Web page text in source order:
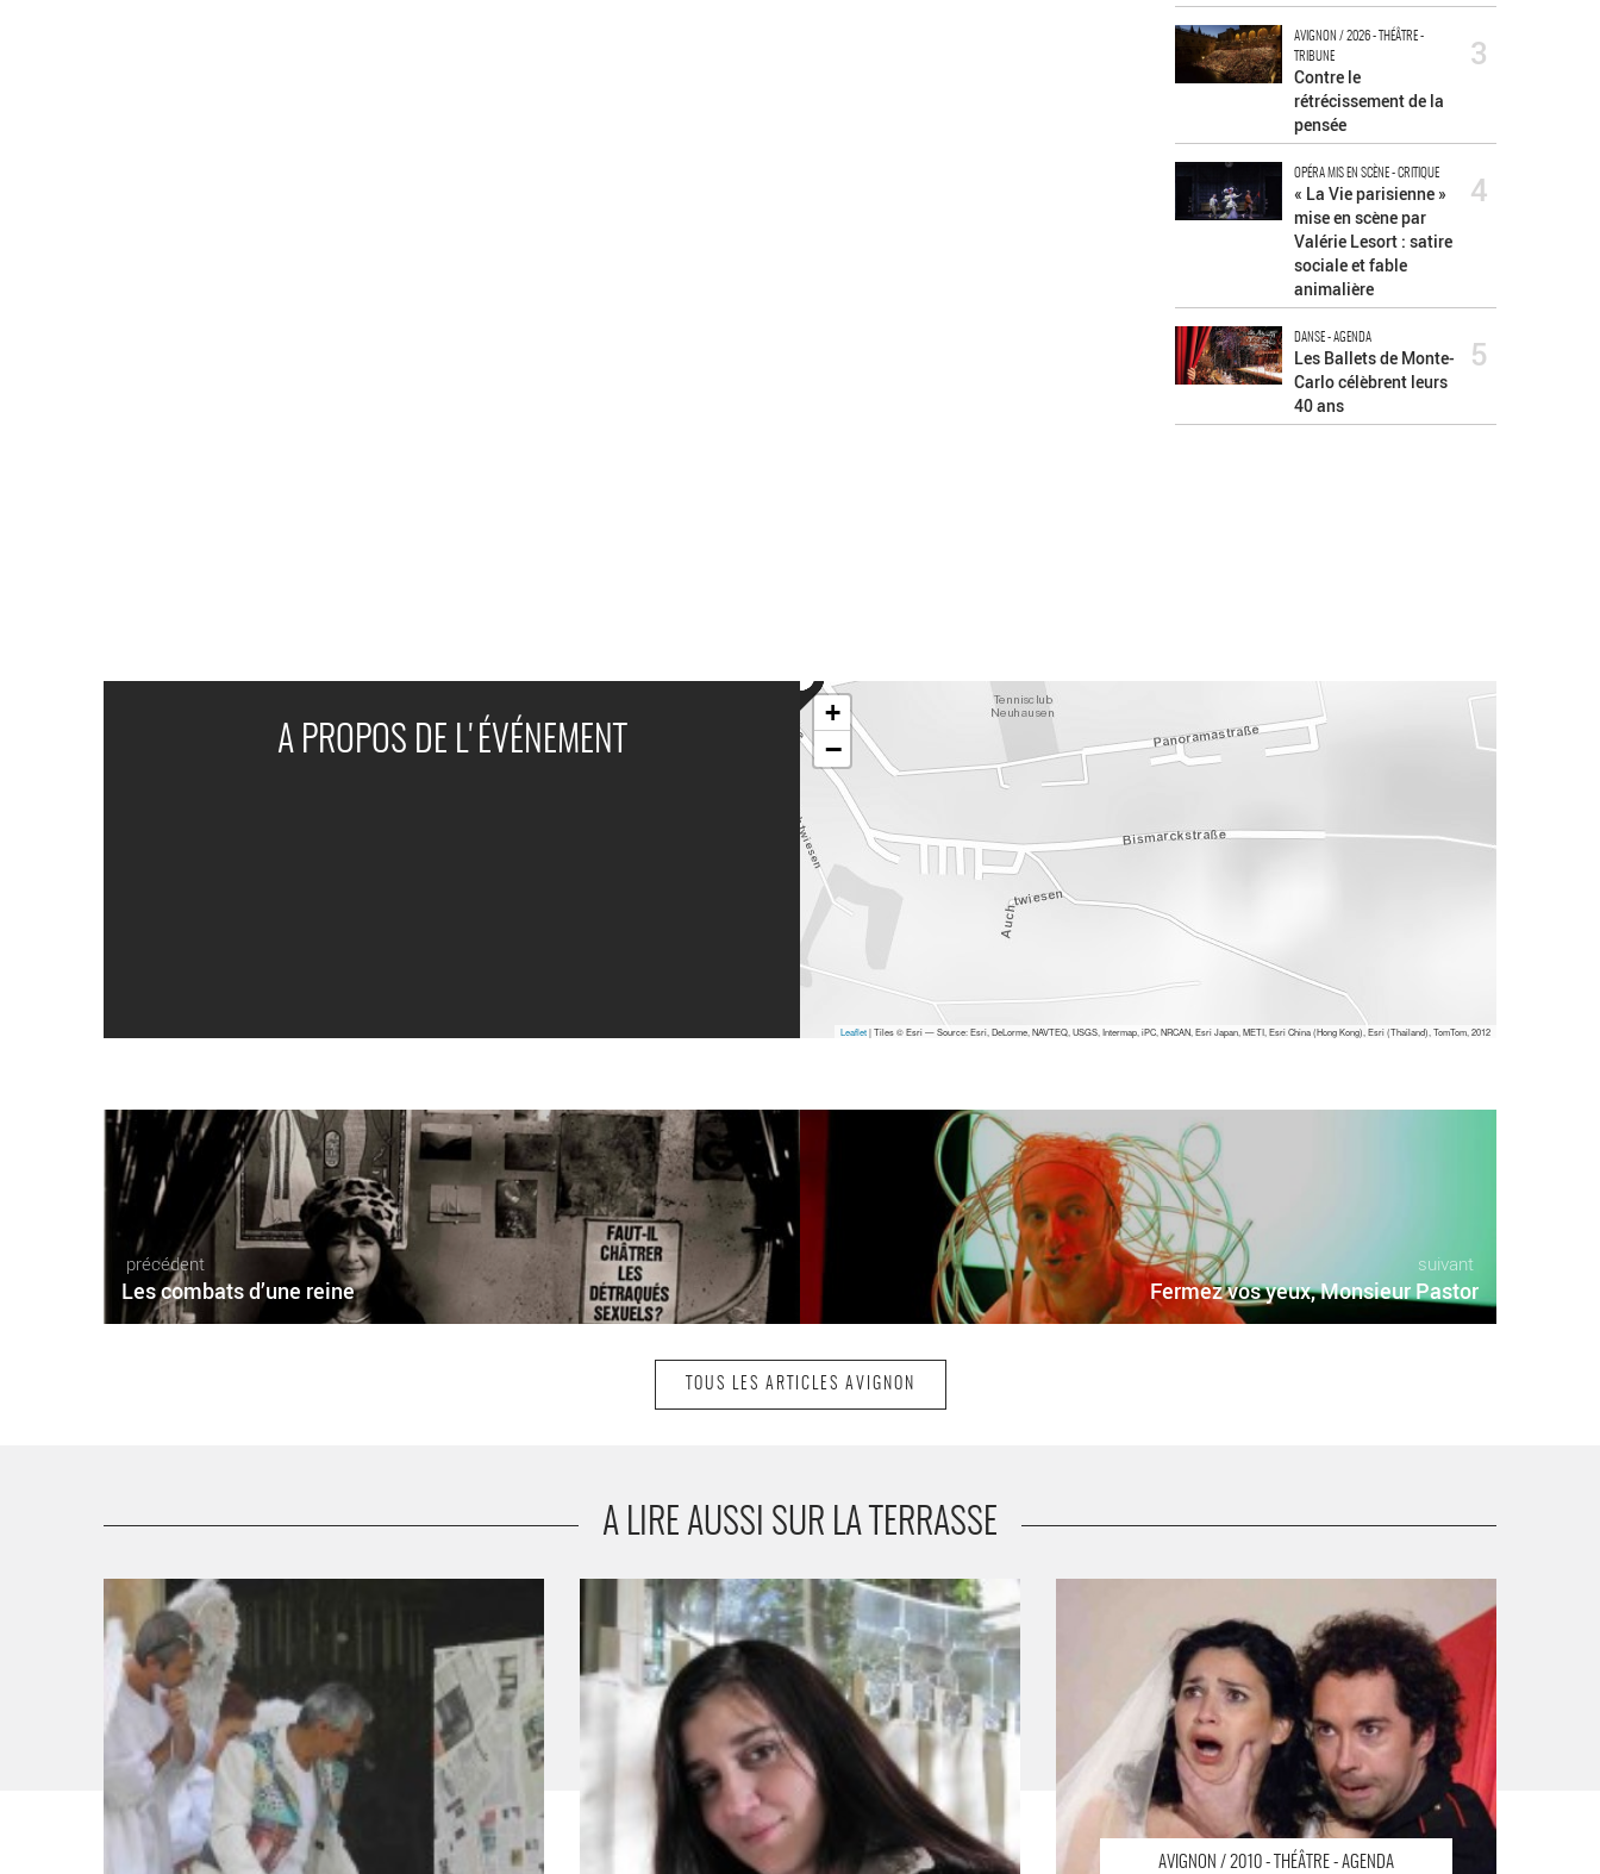
AVIGNON / 2026 - THÉÂTRE -
TRIBUNE
Contre le
rétrécissement de la
pensée
3
OPÉRA MIS EN SCÈNE - CRITIQUE
« La Vie parisienne »
mise en scène par
Valérie Lesort : satire
sociale et fable
animalière
4
DANSE - AGENDA
Les Ballets de Monte-
Carlo célèbrent leurs
40 ans
5
A PROPOS DE L'ÉVÉNEMENT
+
−
Leaflet| Tiles © Esri — Source: Esri, DeLorme, NAVTEQ, USGS, Intermap, iPC, NRCAN, Esri Japan, METI, Esri China (Hong Kong), Esri (Thailand), TomTom, 2012
précédent
Les combats d’une reine
suivant
Fermez vos yeux, Monsieur Pastor
TOUS LES ARTICLES AVIGNON
A LIRE AUSSI SUR LA TERRASSE
Comment Monsieur Mockinpott fut libéré de ses
tourments - Critique sortie Avignon / 2010
Casanova : une quête absolue - Critique sortie Avignon /
AVIGNON / 2010 - THÉÂTRE - AGENDA